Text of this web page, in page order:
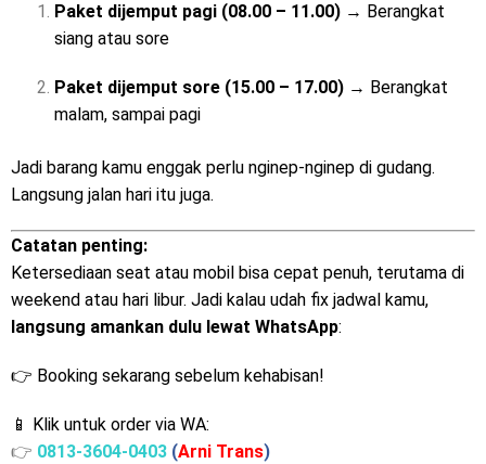
Paket dijemput pagi (08.00 – 11.00) → Berangkat
siang atau sore
Paket dijemput sore (15.00 – 17.00) → Berangkat
malam, sampai pagi
Jadi barang kamu enggak perlu nginep-nginep di gudang.
Langsung jalan hari itu juga.
Catatan penting:
Ketersediaan seat atau mobil bisa cepat penuh, terutama di
weekend atau hari libur. Jadi kalau udah fix jadwal kamu,
langsung amankan dulu lewat WhatsApp:
👉 Booking sekarang sebelum kehabisan!
📱 Klik untuk order via WA:
👉 0813-3604-0403 (Arni Trans)